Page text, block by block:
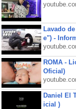
Lavado
e") -
ROMA -
Oficial)
Daniel El
icial )